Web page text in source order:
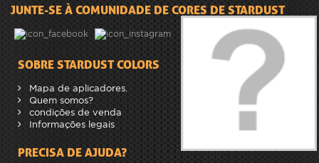
JUNTE-SE À COMUNIDADE DE CORES DE STARDUST
SOBRE STARDUST COLORS
Mapa de aplicadores.
Quem somos?
condições de venda
Informações legais
PRECISA DE AJUDA?